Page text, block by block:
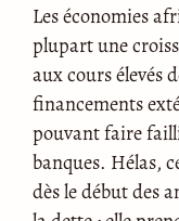
Les économies
plupart une
aux cours élevés
financements
pouvant faire
banques. Hélas,
dès le début des